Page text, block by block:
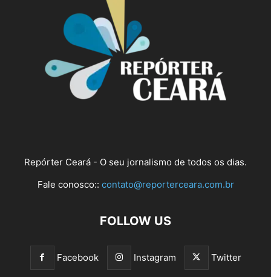
Repórter Ceará - O seu jornalismo de todos os dias.
Fale conosco:: contato@reporterceara.com.br
FOLLOW US
Facebook Instagram Twitter